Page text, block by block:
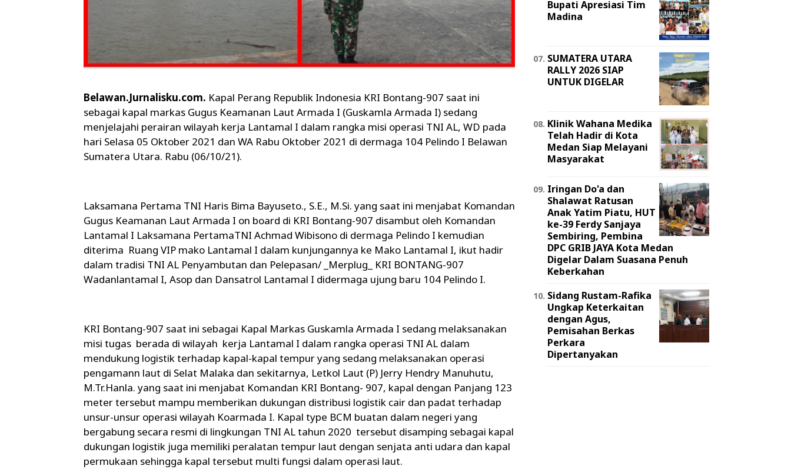
Belawan.Jurnalisku.com. Kapal Perang Republik Indonesia KRI Bontang-907 saat ini
sebagai kapal markas Gugus Keamanan Laut Armada I (Guskamla Armada I) sedang
menjelajahi perairan wilayah kerja Lantamal I dalam rangka misi operasi TNI AL, WD pada
hari Selasa 05 Oktober 2021 dan WA Rabu Oktober 2021 di dermaga 104 Pelindo I Belawan
Sumatera Utara. Rabu (06/10/21).
Laksamana Pertama TNI Haris Bima Bayuseto., S.E., M.Si. yang saat ini menjabat Komandan
Gugus Keamanan Laut Armada I on board di KRI Bontang-907 disambut oleh Komandan
Lantamal I Laksamana PertamaTNI Achmad Wibisono di dermaga Pelindo I kemudian
diterima Ruang VIP mako Lantamal I dalam kunjungannya ke Mako Lantamal I, ikut hadir
dalam tradisi TNI AL Penyambutan dan Pelepasan/ _Merplug_ KRI BONTANG-907
Wadanlantamal I, Asop dan Dansatrol Lantamal I didermaga ujung baru 104 Pelindo I.
KRI Bontang-907 saat ini sebagai Kapal Markas Guskamla Armada I sedang melaksanakan
misi tugas berada di wilayah kerja Lantamal I dalam rangka operasi TNI AL dalam
mendukung logistik terhadap kapal-kapal tempur yang sedang melaksanakan operasi
pengamann laut di Selat Malaka dan sekitarnya, Letkol Laut (P) Jerry Hendry Manuhutu,
M.Tr.Hanla. yang saat ini menjabat Komandan KRI Bontang- 907, kapal dengan Panjang 123
meter tersebut mampu memberikan dukungan distribusi logistik cair dan padat terhadap
unsur-unsur operasi wilayah Koarmada I. Kapal type BCM buatan dalam negeri yang
bergabung secara resmi di lingkungan TNI AL tahun 2020 tersebut disamping sebagai kapal
dukungan logistik juga memiliki peralatan tempur laut dengan senjata anti udara dan kapal
permukaan sehingga kapal tersebut multi fungsi dalam operasi laut.
Bupati Apresiasi Tim
Madina
SUMATERA UTARA
RALLY 2026 SIAP
UNTUK DIGELAR
Klinik Wahana Medika
Telah Hadir di Kota
Medan Siap Melayani
Masyarakat
Iringan Do'a dan
Shalawat Ratusan
Anak Yatim Piatu, HUT
ke-39 Ferdy Sanjaya
Sembiring, Pembina
DPC GRIB JAYA Kota Medan
Digelar Dalam Suasana Penuh
Keberkahan
Sidang Rustam-Rafika
Ungkap Keterkaitan
dengan Agus,
Pemisahan Berkas
Perkara
Dipertanyakan